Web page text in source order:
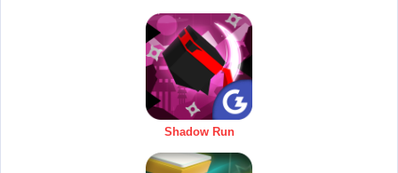
Shadow Run